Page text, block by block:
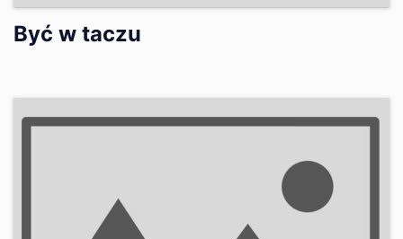
Być w taczu